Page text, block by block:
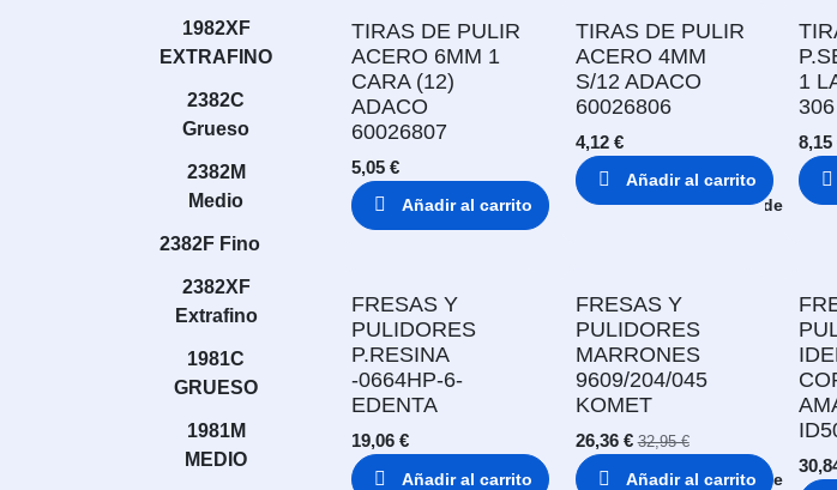
1982XF
EXTRAFINO
2382C
Grueso
2382M
Medio
2382F Fino
2382XF
Extrafino
1981C
GRUESO
1981M
MEDIO
TIRAS DE PULIR
ACERO 6MM 1
CARA (12)
ADACO
60026807
5,05 €
Añadir al carrito Añadir a lista de
TIRAS DE PULIR
ACERO 4MM
S/12 ADACO
60026806
4,12€
Añadir al carrito
1
8,15
FRESAS Y
PULIDORES
P.RESINA
-0664HP-6-
EDENTA
19,06 €
Añadir al carrito Añadir a lista de
FRESAS Y
PULIDORES
MARRONES
9609/204/045
KOMET
26,36€ 32,95€
Añadir al carrito